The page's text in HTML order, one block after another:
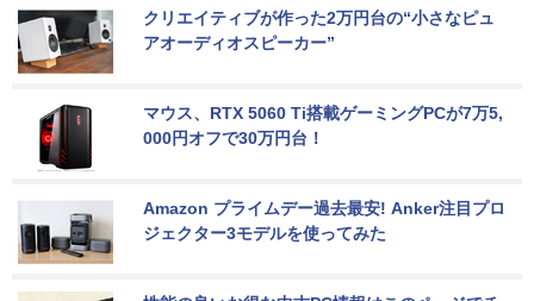
クリエイティブが作った2万円台の“小さなピュ
アオーディオスピーカー”
マウス、RTX 5060 Ti搭載ゲーミングPCが7万5,
000円オフで30万円台！
Amazon プライムデー過去最安! Anker注目プロ
ジェクター3モデルを使ってみた